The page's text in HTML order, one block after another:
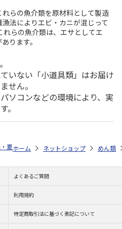
らの魚介類を原材料として製造
法によりエビ・カニが混じって
れらの魚介類は、エサとしてエ
ります。
いない「小道具類」はお届け
せん。
ソコンなどの環境により、実
。
夏ギフト特集 2026 ゆうゆうギフト
ホーム ネットショップ めん類
よくあるご質問
利用規約
特定商取引法に基づく表記について